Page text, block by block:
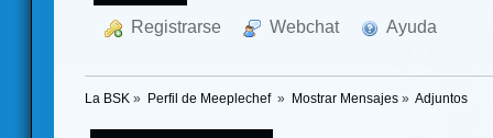
Registrarse Webchat Ayuda
La BSK » Perfil de Meeplechef » Mostrar Mensajes» Adjuntos